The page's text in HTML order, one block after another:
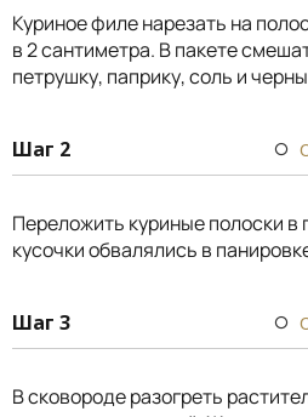
Куриное филе нарезать на
в 2 сантиметра. В пакете
петрушку, паприку, соль и
Шаг 2
Переложить куриные полоски в
кусочки обвалялись в
Шаг 3
В сковороде разогреть